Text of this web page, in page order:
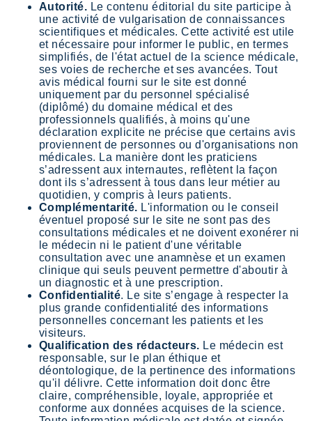
Autorité. Le contenu éditorial du site participe à
une activité de vulgarisation de connaissances
scientifiques et médicales. Cette activité est utile
et nécessaire pour informer le public, en termes
simplifiés, de l'état actuel de la science médicale,
ses voies de recherche et ses avancées. Tout
avis médical fourni sur le site est donné
uniquement par du personnel spécialisé
(diplômé) du domaine médical et des
professionnels qualifiés, à moins qu'une
déclaration explicite ne précise que certains avis
proviennent de personnes ou d'organisations non
médicales. La manière dont les praticiens
s’adressent aux internautes, reflètent la façon
dont ils s’adressent à tous dans leur métier au
quotidien, y compris à leurs patients.
Complémentarité. L'information ou le conseil
éventuel proposé sur le site ne sont pas des
consultations médicales et ne doivent exonérer ni
le médecin ni le patient d'une véritable
consultation avec une anamnèse et un examen
clinique qui seuls peuvent permettre d'aboutir à
un diagnostic et à une prescription.
Confidentialité. Le site s’engage à respecter la
plus grande confidentialité des informations
personnelles concernant les patients et les
visiteurs.
Qualification des rédacteurs. Le médecin est
responsable, sur le plan éthique et
déontologique, de la pertinence des informations
qu'il délivre. Cette information doit donc être
claire, compréhensible, loyale, appropriée et
conforme aux données acquises de la science.